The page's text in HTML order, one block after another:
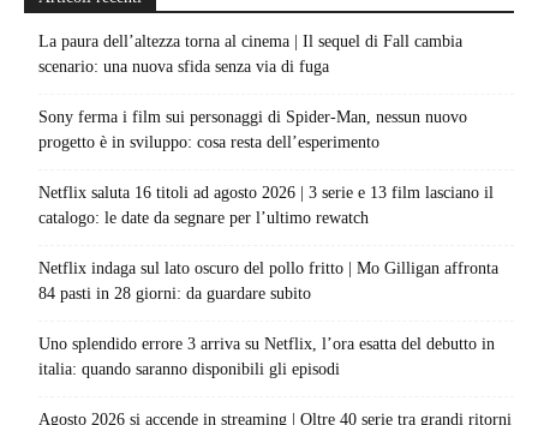
La paura dell’altezza torna al cinema | Il sequel di Fall cambia
scenario: una nuova sfida senza via di fuga
Sony ferma i film sui personaggi di Spider-Man, nessun nuovo
progetto è in sviluppo: cosa resta dell’esperimento
Netflix saluta 16 titoli ad agosto 2026 | 3 serie e 13 film lasciano il
catalogo: le date da segnare per l’ultimo rewatch
Netflix indaga sul lato oscuro del pollo fritto | Mo Gilligan affronta
84 pasti in 28 giorni: da guardare subito
Uno splendido errore 3 arriva su Netflix, l’ora esatta del debutto in
italia: quando saranno disponibili gli episodi
Agosto 2026 si accende in streaming | Oltre 40 serie tra grandi ritorni